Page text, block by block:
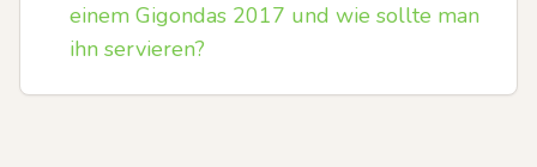
einem Gigondas 2017 und wie sollte man
ihn servieren?